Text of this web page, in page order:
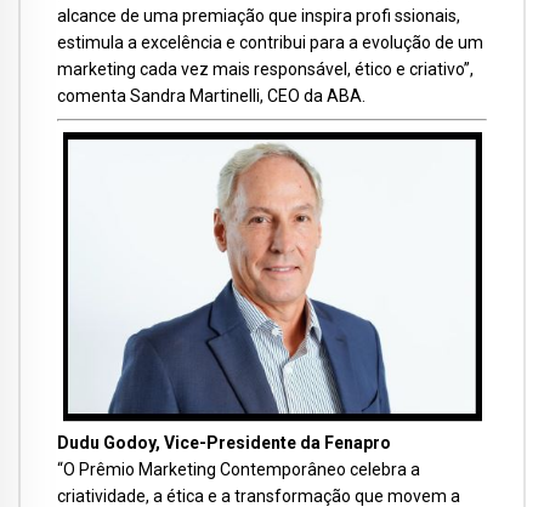
alcance de uma premiação que inspira profi ssionais,
estimula a excelência e contribui para a evolução de um
marketing cada vez mais responsável, ético e criativo”,
comenta Sandra Martinelli, CEO da ABA.
Dudu Godoy, Vice-Presidente da Fenapro
“O Prêmio Marketing Contemporâneo celebra a
criatividade, a ética e a transformação que movem a